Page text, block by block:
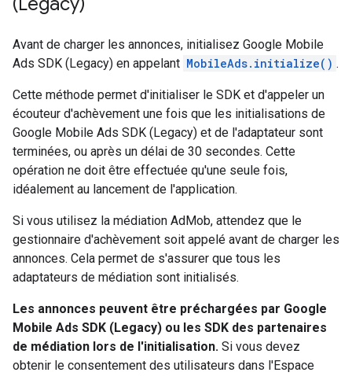
Avant de charger les annonces, initialisez Google Mobile
Ads SDK (Legacy) en appelant MobileAds.initialize() .
Cette méthode permet d'initialiser le SDK et d'appeler un
écouteur d'achèvement une fois que les initialisations de
Google Mobile Ads SDK (Legacy) et de l'adaptateur sont
terminées, ou après un délai de 30 secondes. Cette
opération ne doit être effectuée qu'une seule fois,
idéalement au lancement de l'application.
Si vous utilisez la médiation AdMob, attendez que le
gestionnaire d'achèvement soit appelé avant de charger les
annonces. Cela permet de s'assurer que tous les
adaptateurs de médiation sont initialisés.
Les annonces peuvent être préchargées par Google
Mobile Ads SDK (Legacy) ou les SDK des partenaires
de médiation lors de l'initialisation. Si vous devez
obtenir le consentement des utilisateurs dans l'Espace